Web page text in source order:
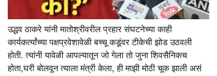
उद्धव ठाकरे यांनी मातोश्रीवरील प्रहार संघटनेच्या काही
कार्यकर्त्यांच्या पक्षप्रवेशावेळी बच्चू कडूंवर टीकेची झोड उठवली
होती. त्यांनी यावेळी आपल्यातून जो गेला तो जुना शिवसैनिकच
होता,घरी बोलवून त्याला मंत्री केला, ही माझी मोठी चूक झाली असं